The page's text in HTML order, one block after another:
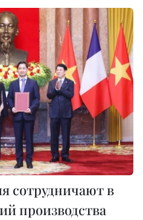
сотрудничают в
производства